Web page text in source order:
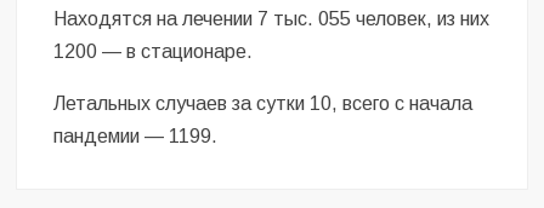
Находятся на лечении 7 тыс. 055 человек, из них
1200 — в стационаре.
Летальных случаев за сутки 10, всего с начала
пандемии — 1199.